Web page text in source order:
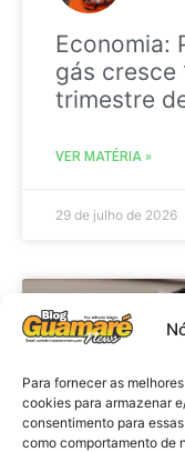
Para fornecer as
cookies para armazenar
consentimento para
como comportamento de
Economia:
gás cresce
trimestre
VER MATÉRIA »
29 de julho de 2026